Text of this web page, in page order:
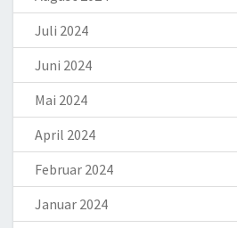
Juli 2024
Juni 2024
Mai 2024
April 2024
Februar 2024
Januar 2024